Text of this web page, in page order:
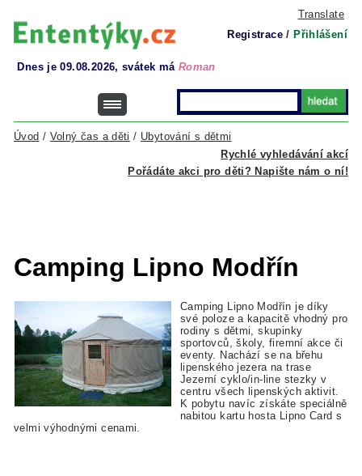
Translate
Registrace / Přihlášení
Dnes je 09.08.2026, svátek má Roman
Rychlé vyhledávání akcí
Úvod / Volný čas a děti / Ubytování s dětmi
Pořádáte akci pro děti? Napište nám o ní!
Camping Lipno Modřín
Camping Lipno Modřín je díky
své poloze a kapacitě vhodný pro
rodiny s dětmi, skupinky
sportovců, školy, firemní akce či
eventy. Nachází se na břehu
lipenského jezera na trase
Jezerní cyklo/in-line stezky v
centru všech lipenských aktivit.
K pobytu navíc získáte speciálně
nabitou kartu hosta Lipno Card s
velmi výhodnými cenami.